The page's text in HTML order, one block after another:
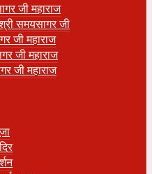
जी महाराज
समयसागर जी
जी महाराज
जी महाराज
जी महाराज